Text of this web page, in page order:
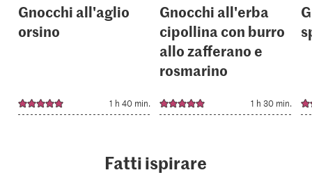
Gnocchi all'aglio
orsino
1 h 40 min.
Gnocchi all'erba
cipollina con burro
allo zafferano e
rosmarino
1 h 30 min.
Fatti ispirare